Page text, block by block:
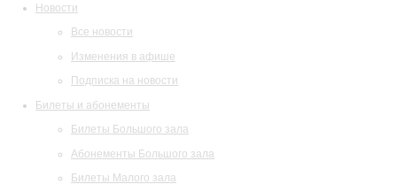
Новости
Все новости
Изменения в афише
Подписка на новости
Билеты и абонементы
Билеты Большого зала
Абонементы Большого зала
Билеты Малого зала